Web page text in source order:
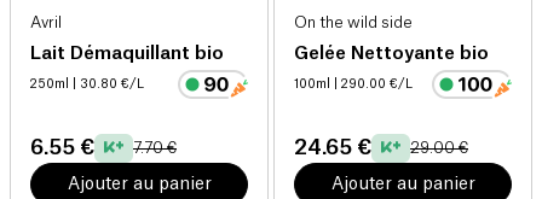
Avril
Lait Démaquillant bio
250ml | 30.80 €/L
6.55 € 7.70 €
Ajouter au panier
On the wild side
Gelée Nettoyante bio
100ml | 290.00 €/L
24.65 € 29.00 €
Ajouter au panier